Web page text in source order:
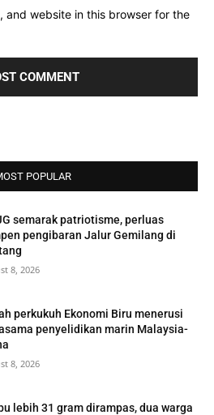
and website in this browser for the
POPULAR
semarak patriotisme, perluas
pengibaran Jalur Gemilang di
8, 2026
perkukuh Ekonomi Biru menerusi
penyelidikan marin Malaysia-
8, 2026
lebih 31 gram dirampas, dua warga